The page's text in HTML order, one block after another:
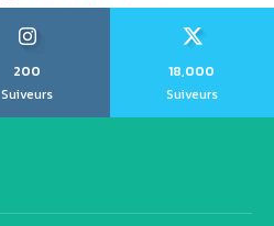
200
Suiveurs
18,000
Suiveurs